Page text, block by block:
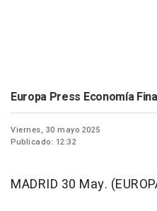
Europa Press Economía
Viernes, 30 mayo 2025
Publicado: 12:32
MADRID 30 May.